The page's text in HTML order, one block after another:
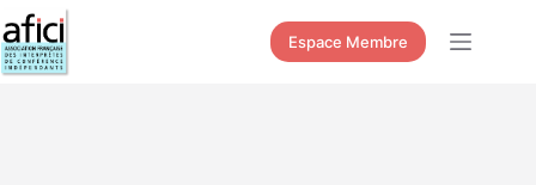
Passer
au
contenu
Espace Membre